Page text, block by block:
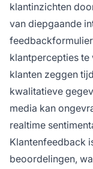
klantinzichten
van diepgaande
klantpercepties te
klanten zeggen
kwalitatieve
media kan
realtime
Klantenfeedback
beoordelingen,